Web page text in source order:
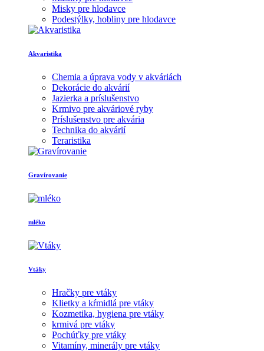
Misky pre hlodavce
Podestýlky, hobliny pre hlodavce
Akvaristika
Chemia a úprava vody v akváriách
Dekorácie do akvárií
Jazierka a príslušenstvo
Krmivo pre akváriové ryby
Príslušenstvo pre akvária
Technika do akvárií
Teraristika
Gravírovanie
mléko
Vtáky
Hračky pre vtáky
Klietky a kŕmidlá pre vtáky
Kozmetika, hygiena pre vtáky
krmivá pre vtáky
Pochúťky pre vtáky
Vitamíny, minerály pre vtáky